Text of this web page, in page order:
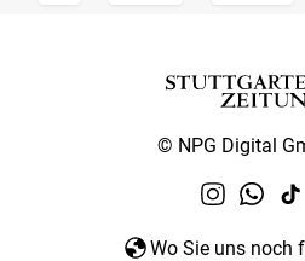
© NPG Digital
Wo Sie uns noch